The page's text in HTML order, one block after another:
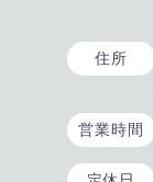
住所
営業時間